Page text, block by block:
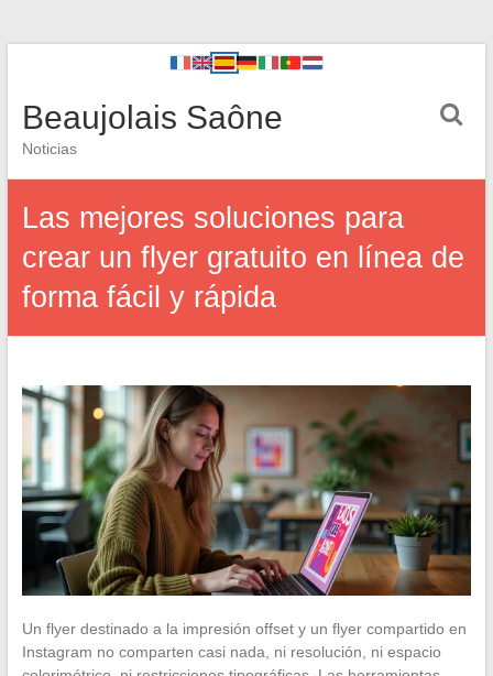
Beaujolais Saône
Noticias
Las mejores soluciones para
crear un flyer gratuito en línea de
forma fácil y rápida
Un flyer destinado a la impresión offset y un flyer compartido en
Instagram no comparten casi nada, ni resolución, ni espacio